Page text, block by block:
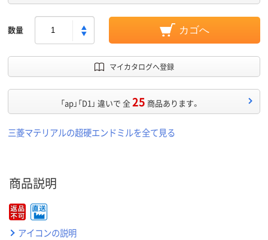
数量 カゴへ
マイカタログへ登録
「ap」「D1」 違いで 全25 商品あります。
三菱マテリアルの超硬エンドミルを全て見る
商品説明
アイコンの説明